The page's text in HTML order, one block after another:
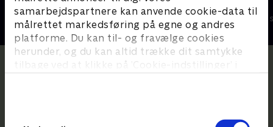
samarbejdspartnere kan anvende cookie-data til
målrettet markedsføring på egne og andres
platforme. Du kan til- og fravælge cookies
herunder, og du kan altid trække dit samtykke
tilbage ved at klikke på ’Cookie-indstillinger’ i
Stor & Lille
Børneserier • 1 sæsoner
Lillefinger
Børneserier •